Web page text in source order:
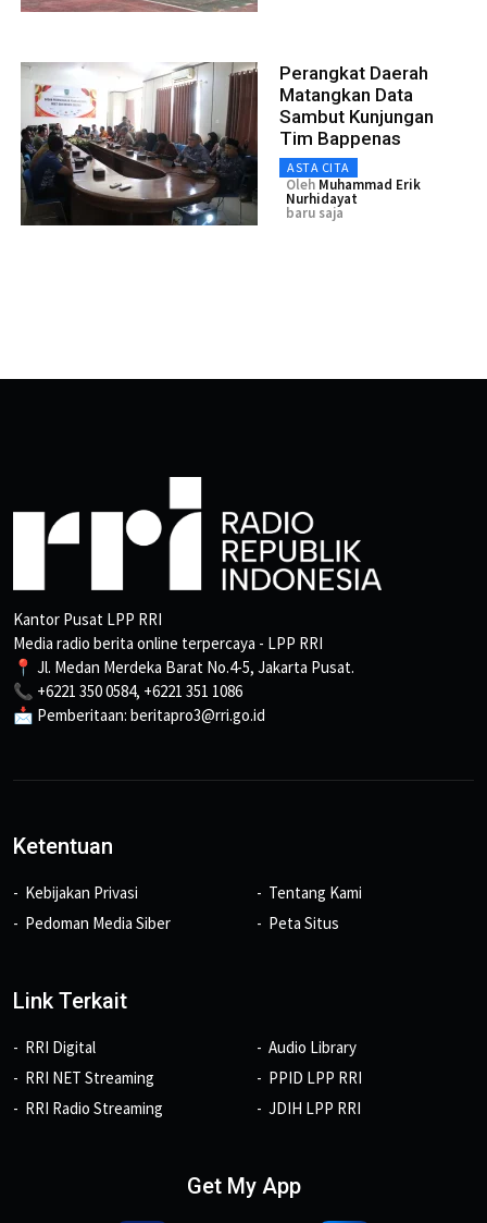
Perangkat Daerah
Matangkan Data
Sambut Kunjungan
Tim Bappenas
ASTA CITA
Oleh Muhammad Erik
Nurhidayat
baru saja
Kantor Pusat LPP RRI
Media radio berita online terpercaya - LPP RRI
📍 Jl. Medan Merdeka Barat No.4-5, Jakarta Pusat.
📞 +6221 350 0584, +6221 351 1086
📩 Pemberitaan: beritapro3@rri.go.id
Ketentuan
Kebijakan Privasi
Pedoman Media Siber
Tentang Kami
Peta Situs
Link Terkait
RRI Digital
RRI NET Streaming
RRI Radio Streaming
Audio Library
PPID LPP RRI
JDIH LPP RRI
Get My App